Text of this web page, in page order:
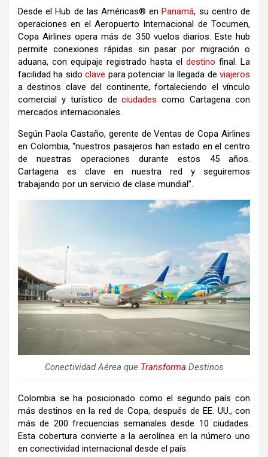
Desde el Hub de las Américas® en Panamá, su centro de
operaciones en el Aeropuerto Internacional de Tocumen,
Copa Airlines opera más de 350 vuelos diarios. Este hub
permite conexiones rápidas sin pasar por migración o
aduana, con equipaje registrado hasta el destino final. La
facilidad ha sidoclave para potenciar la llegada deviajeros
a destinos clave del continente, fortaleciendo el vínculo
comercial y turístico deciudades como Cartagena con
mercados internacionales.
Según Paola Castaño, gerente de Ventas de Copa Airlines
en Colombia, “nuestros pasajeros han estado en el centro
de nuestras operaciones durante estos 45 años.
Cartagena es clave en nuestra red y seguiremos
trabajando por un servicio de clase mundial”.
Conectividad Aérea que Transforma Destinos
Colombia se ha posicionado como el segundo país con
más destinos en la red de Copa, después de EE. UU., con
más de 200 frecuencias semanales desde 10 ciudades.
Esta cobertura convierte a la aerolínea en la número uno
en conectividad internacional desde el país.